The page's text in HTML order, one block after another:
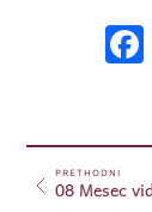
PRETHODNI